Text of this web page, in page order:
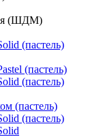
(ШДМ)
(пастель)
(пастель)
(пастель)
(пастель)
(пастель)